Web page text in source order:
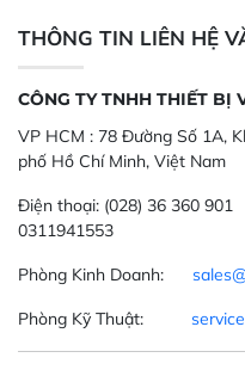
THÔNG TIN LIÊN HỆ
CÔNG TY TNHH THIẾT BỊ
VP HCM : 78 Đường Số 1A,
phố Hồ Chí Minh, Việt Nam
Điện thoại: (028) 36 360
0311941553
Phòng Kinh Doanh:
Phòng Kỹ Thuật: